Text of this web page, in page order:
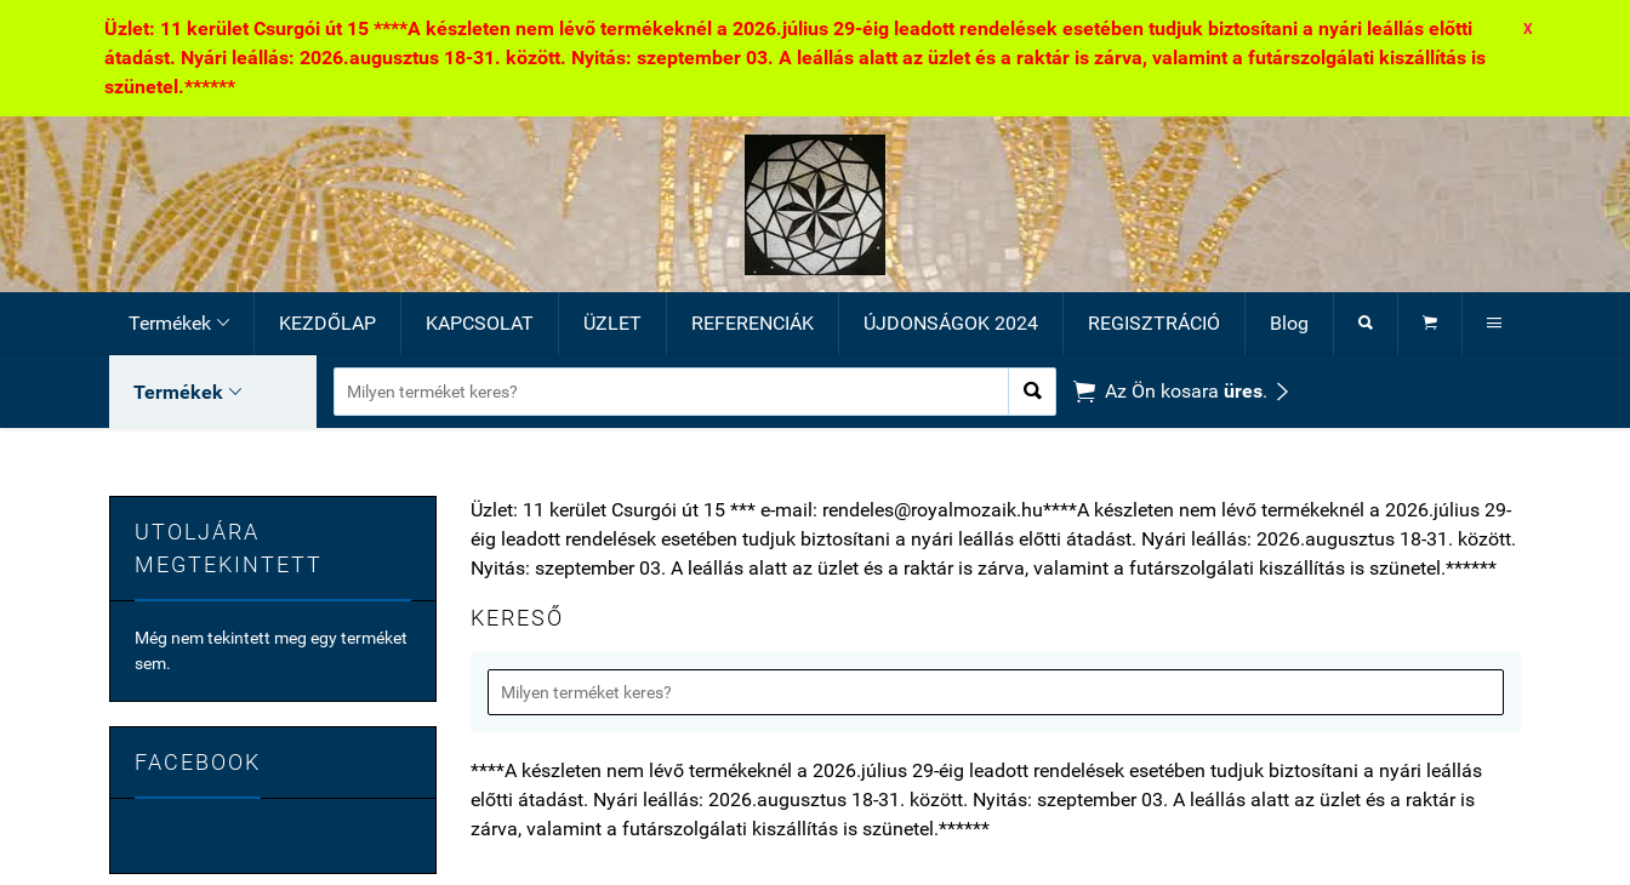
Üzlet: 11 kerület Csurgói út 15 ****A készleten nem lévő termékeknél a 2026.július 29-éig leadott rendelések esetében tudjuk biztosítani a nyári leállás előtti
átadást. Nyári leállás: 2026.augusztus 18-31. között. Nyitás: szeptember 03. A leállás alatt az üzlet és a raktár is zárva, valamint a futárszolgálati kiszállítás is
szünetel.******
X
Termékek  KEZDŐLAP KAPCSOLAT ÜZLET REFERENCIÁK ÚJDONSÁGOK 2024 REGISZTRÁCIÓ Blog   
Termékek    Az Ön kosara üres. 
UTOLJÁRA
MEGTEKINTETT
Még nem tekintett meg egy terméket
sem.
FACEBOOK
Üzlet: 11 kerület Csurgói út 15 *** e-mail: rendeles@royalmozaik.hu****A készleten nem lévő termékeknél a 2026.július 29-
éig leadott rendelések esetében tudjuk biztosítani a nyári leállás előtti átadást. Nyári leállás: 2026.augusztus 18-31. között.
Nyitás: szeptember 03. A leállás alatt az üzlet és a raktár is zárva, valamint a futárszolgálati kiszállítás is szünetel.******
KERESŐ
****A készleten nem lévő termékeknél a 2026.július 29-éig leadott rendelések esetében tudjuk biztosítani a nyári leállás
előtti átadást. Nyári leállás: 2026.augusztus 18-31. között. Nyitás: szeptember 03. A leállás alatt az üzlet és a raktár is
zárva, valamint a futárszolgálati kiszállítás is szünetel.******